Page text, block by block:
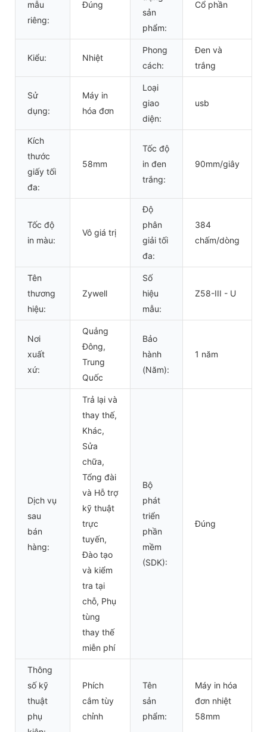
mẫu
riêng:
Đúng
sản
phẩm:
Cổ phần
Kiểu: Nhiệt
Phong
cách:
Đen và
trắng
Sử
dụng:
Máy in
hóa đơn
Loại
giao
diện:
usb
Kích
thước
giấy tối
đa:
58mm
Tốc độ
in đen
trắng:
90mm/giây
Tốc độ
in màu:
Vô giá trị
Độ
phân
giải tối
đa:
384
chấm/dòng
Tên
thương
hiệu:
Zywell
Số
hiệu
mẫu:
Z58-III - U
Nơi
xuất
xứ:
Quảng
Đông,
Trung
Quốc
Bảo
hành
(Năm):
1 năm
Dịch vụ
sau
bán
hàng:
Trả lại và
thay thế,
Khác,
Sửa
chữa,
Tổng đài
và Hỗ trợ
kỹ thuật
trực
tuyến,
Đào tạo
và kiểm
tra tại
chỗ, Phụ
tùng
thay thế
miễn phí
Bộ
phát
triển
phần
mềm
(SDK):
Đúng
Thông
số kỹ
thuật
phụ
Phích
cắm tùy
chỉnh
Tên
sản
phẩm:
Máy in hóa
đơn nhiệt
58mm